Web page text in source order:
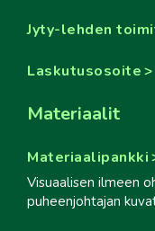
Jyty-lehden
Laskutusosoite
Materiaalit
Materiaalipankki
Visuaalisen ilmeen
puheenjohtajan